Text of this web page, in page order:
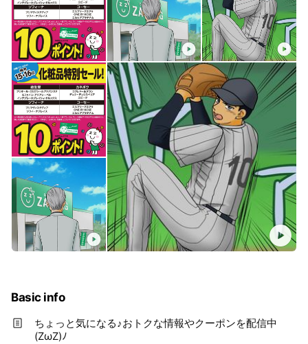
Basic info
ちょっと気になる♪おトクな情報やクーポンを配信中
(ZωZ)ﾉ